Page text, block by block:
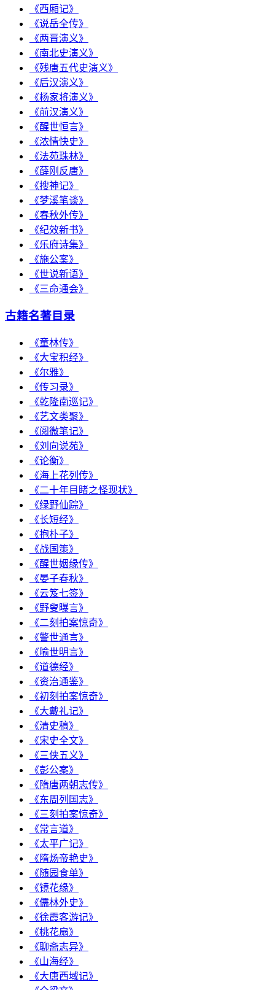
《西厢记》
《说岳全传》
《两晋演义》
《南北史演义》
《残唐五代史演义》
《后汉演义》
《杨家将演义》
《前汉演义》
《醒世恒言》
《浓情快史》
《法苑珠林》
《薛刚反唐》
《搜神记》
《梦溪笔谈》
《春秋外传》
《纪效新书》
《乐府诗集》
《施公案》
《世说新语》
《三命通会》
古籍名著目录
《童林传》
《大宝积经》
《尔雅》
《传习录》
《乾隆南巡记》
《艺文类聚》
《阅微笔记》
《刘向说苑》
《论衡》
《海上花列传》
《二十年目睹之怪现状》
《绿野仙踪》
《长短经》
《抱朴子》
《战国策》
《醒世姻缘传》
《晏子春秋》
《云笈七签》
《野叟曝言》
《二刻拍案惊奇》
《警世通言》
《喻世明言》
《道德经》
《资治通鉴》
《初刻拍案惊奇》
《大戴礼记》
《清史稿》
《宋史全文》
《三侠五义》
《彭公案》
《隋唐两朝志传》
《东周列国志》
《三刻拍案惊奇》
《常言道》
《太平广记》
《隋炀帝艳史》
《随园食单》
《镜花缘》
《儒林外史》
《徐霞客游记》
《桃花扇》
《聊斋志异》
《山海经》
《大唐西域记》